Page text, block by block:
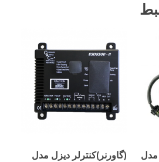
مدل
(گاورنر)کنترلر دیزل مدل